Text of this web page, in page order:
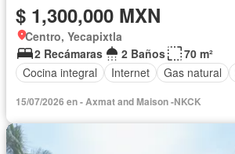
$ 1,300,000 MXN
Centro, Yecapixtla
2 Recámaras
2 Baños
70 m²
Cocina integral
Internet Gas natural
15/07/2026 en - Axmat and Maison -NKCK